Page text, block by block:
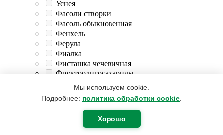
Мы используем cookie.
Подробнее: политика обработки cookie
Хорошо
Уснея
Фасоли створки
Фасоль обыкновенная
Фенхель
Ферула
Фиалка
Фисташка чечевичная
Фруктоолигосахариды
Фукус
Хвощ полевой
Хвощь полевой
Хелат кремния